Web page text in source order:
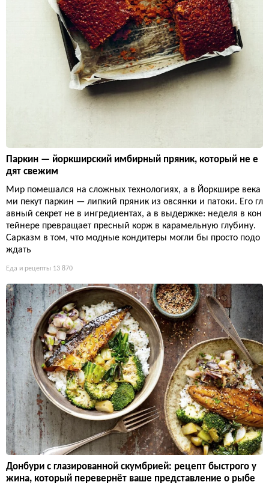
Паркин — йоркширский имбирный пряник, который не е
дят свежим
Мир помешался на сложных технологиях, а в Йоркшире века
ми пекут паркин — липкий пряник из овсянки и патоки. Его гл
авный секрет не в ингредиентах, а в выдержке: неделя в кон
тейнере превращает пресный корж в карамельную глубину.
Сарказм в том, что модные кондитеры могли бы просто подо
ждать
Еда и рецепты 13 870
Донбури с глазированной скумбрией: рецепт быстрого у
жина, который перевернёт ваше представление о рыбе